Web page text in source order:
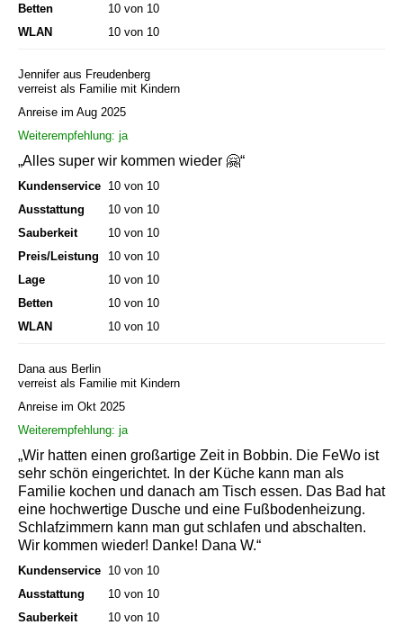
Betten
10 von 10
WLAN
10 von 10
Jennifer aus Freudenberg
verreist als Familie mit Kindern
Anreise im Aug 2025
Weiterempfehlung: ja
„Alles super wir kommen wieder 🤗“
Kundenservice 10 von 10
Ausstattung
10 von 10
Sauberkeit
10 von 10
Preis/Leistung
10 von 10
Lage
10 von 10
Betten
10 von 10
WLAN
10 von 10
Dana aus Berlin
verreist als Familie mit Kindern
Anreise im Okt 2025
Weiterempfehlung: ja
„Wir hatten einen großartige Zeit in Bobbin. Die FeWo ist
sehr schön eingerichtet. In der Küche kann man als
Familie kochen und danach am Tisch essen. Das Bad hat
eine hochwertige Dusche und eine Fußbodenheizung.
Schlafzimmern kann man gut schlafen und abschalten.
Wir kommen wieder! Danke! Dana W.“
Kundenservice 10 von 10
Ausstattung
10 von 10
Sauberkeit
10 von 10